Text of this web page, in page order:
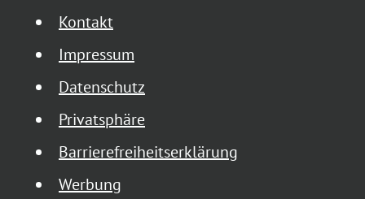
Kontakt
Impressum
Datenschutz
Privatsphäre
Barrierefreiheitserklärung
Werbung